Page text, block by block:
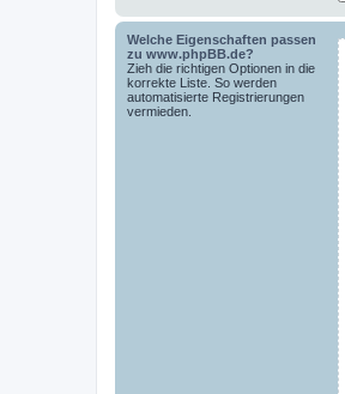
Welche Eigenschaften passen
zu www.phpBB.de?
Zieh die richtigen Optionen in die
korrekte Liste. So werden
automatisierte Registrierungen
vermieden.